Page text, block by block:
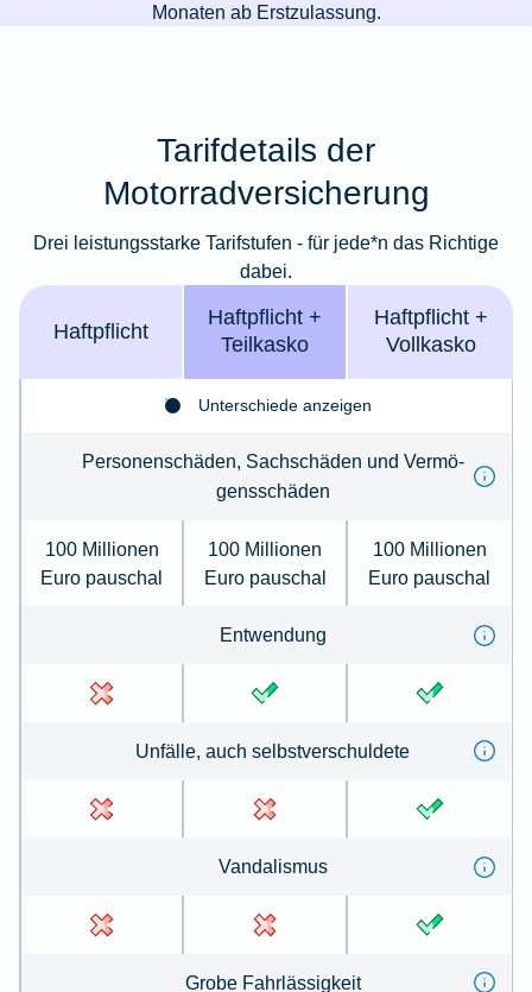
Monaten ab Erstzulassung.
Tarifdetails der
Motorradversicherung
Drei leistungsstarke Tarifstufen - für jede*n das Richtige
dabei.
Haft­pflicht
Haft­pflicht +
Teil­kasko
Haft­­pflicht +
Voll­kasko
Unterschiede anzeigen
Per­so­nenschäden, Sachschäden und Ver­mö­
gens­schä­den
100 Millionen
Euro pauschal
100 Millionen
Euro pauschal
100 Millionen
Euro pauschal
Ent­wen­dung
Un­fälle, auch selbst­ver­schul­de­te
Van­dal­is­mus
Gro­be Fahr­lässig­keit